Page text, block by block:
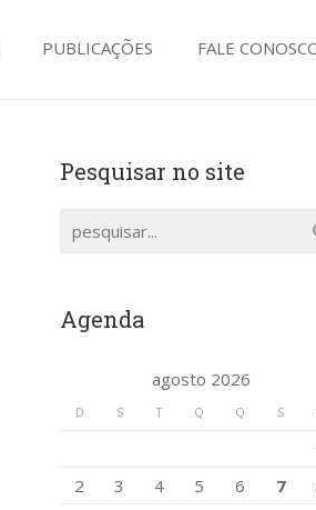
PUBLICAÇÕES FALE
Pesquisar no site
Agenda
agosto 2026
D S T Q Q S
2
3 4 5 6 7